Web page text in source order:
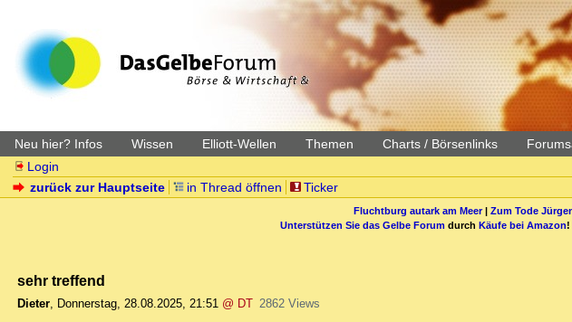
Neu hier? Infos Wissen Elliott-Wellen Themen Charts / Börsenlinks
Login
zurück zur Hauptseite
in Thread öffnen Ticker
Fluchtburg autark am Meer| Zum Tode
Unterstützen Sie das Gelbe Forum durch Käufe bei Amazon!
sehr treffend
Dieter, Donnerstag, 28.08.2025, 21:51 @ DT 2862 Views